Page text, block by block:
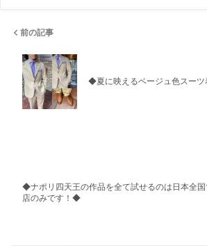
前の記事
◆夏に映えるベージュ色スー
◆ナポリ四天王の作品を全て試せるのは日本全国
店のみです！◆